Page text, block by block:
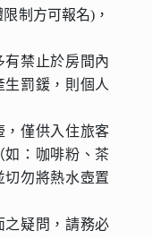
制方可報名)，
禁止於房間內
罰鍰，則個人
，僅供入住旅客
如：咖啡粉、茶
勿將熱水壺置
之疑問，請務必